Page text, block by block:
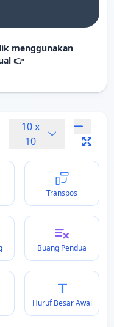
menggunakan
👉
10 x
10
Transpos
Buang Pendua
Huruf Besar Awal